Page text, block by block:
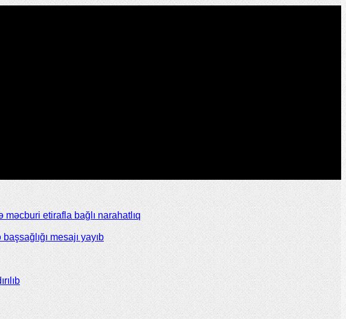
etirafla bağlı narahatlıq
mesajı yayıb